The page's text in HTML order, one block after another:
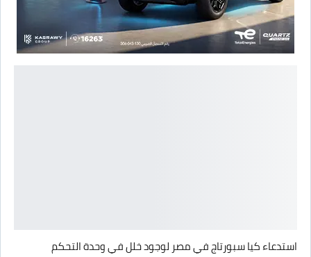
استدعاء كيا سبورتاج في مصر لوجود خلل في وحدة التحكم